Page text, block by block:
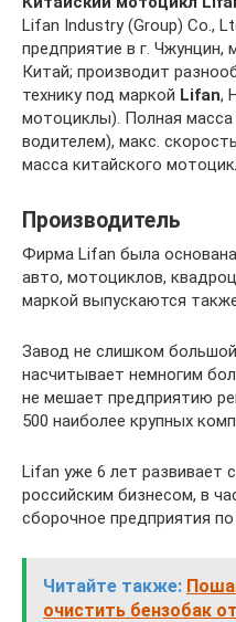
Lifan Industry (Group) Co.,
предприятие в г. Чжунцин,
Китай; производит
технику под маркой Lifan,
мотоциклы). Полная масса
водителем), макс.
масса китайского
Производитель
Фирма Lifan была
авто, мотоциклов,
маркой выпускаются
Завод не слишком
насчитывает немногим
не мешает предприятию
500 наиболее крупных
Lifan уже 6 лет развивает
российским бизнесом, в
сборочное предприятия
Читайте также:
очистить бензобак